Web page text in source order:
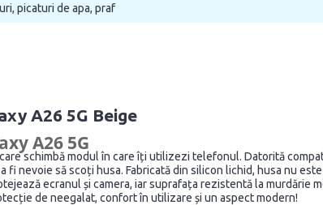
picaturi de apa, praf
A26 5G Beige
A26 5G
schimbă modul în care îți utilizezi telefonul. Datorită
să scoți husa. Fabricată din silicon lichid, husa nu
ecranul și camera, iar suprafața rezistentă la murdărie
de neegalat, confort în utilizare și un aspect modern!